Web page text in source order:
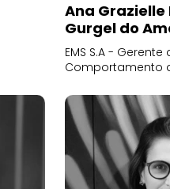
Ana
Gurgel do
EMS S.A -
Comportamento